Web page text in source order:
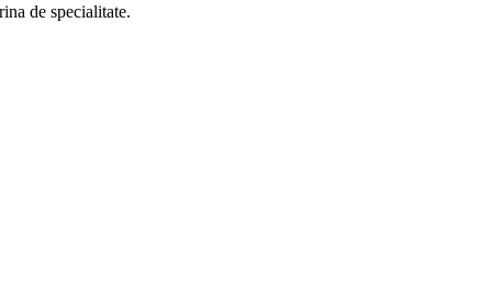
de specialitate.